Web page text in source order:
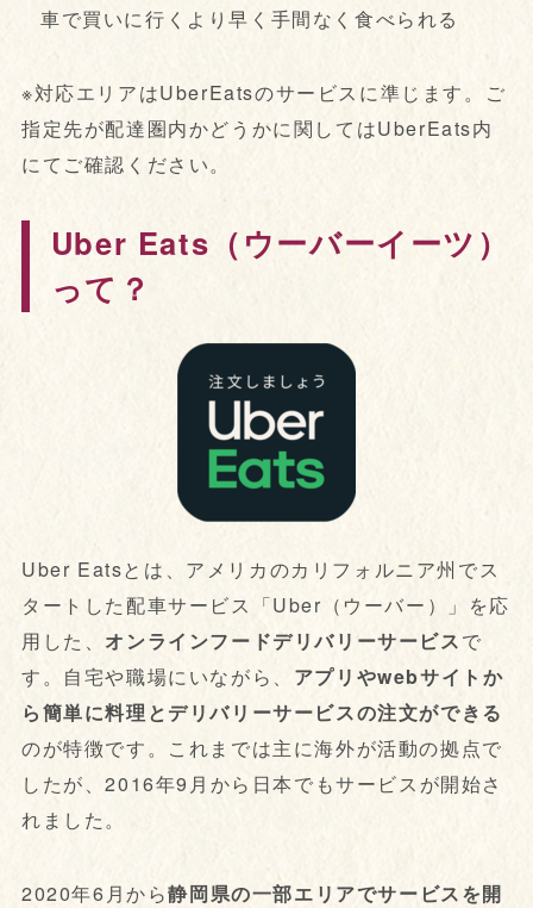
車で買いに行くより早く手間なく食べられる
※対応エリアはUberEatsのサービスに準じます。ご
指定先が配達圏内かどうかに関してはUberEats内
にてご確認ください。
Uber Eats（ウーバーイーツ）
って？
Uber Eatsとは、アメリカのカリフォルニア州でス
タートした配車サービス「Uber（ウーバー）」を応
用した、オンラインフードデリバリーサービスで
す。自宅や職場にいながら、 アプリやwebサイトか
ら簡単に料理とデリバリーサービスの注文ができる
のが特徴です。これまでは主に海外が活動の拠点で
したが、2016年9月から日本でもサービスが開始さ
れました。
2020年6月から静岡県の一部エリアでサービスを開